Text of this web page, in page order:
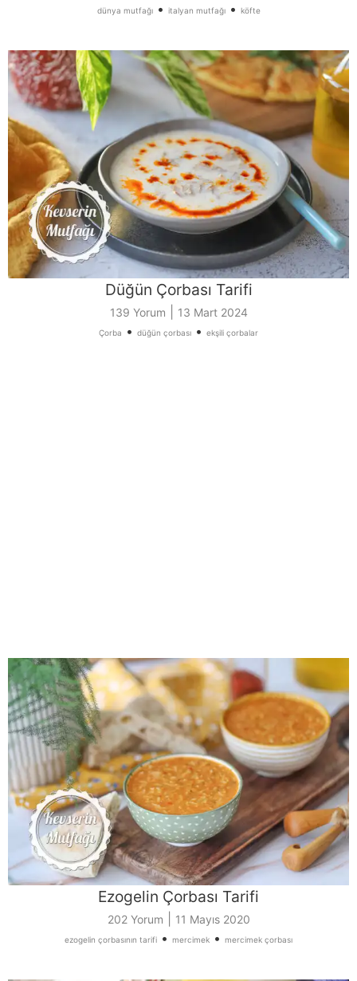
dünya mutfağı• italyan mutfağı• köfte
Düğün Çorbası Tarifi
139 Yorum 13 Mart 2024
Çorba • düğün çorbası • ekşili çorbalar
Ezogelin Çorbası Tarifi
202 Yorum 11 Mayıs 2020
ezogelin çorbasının tarifi • mercimek • mercimek çorbası